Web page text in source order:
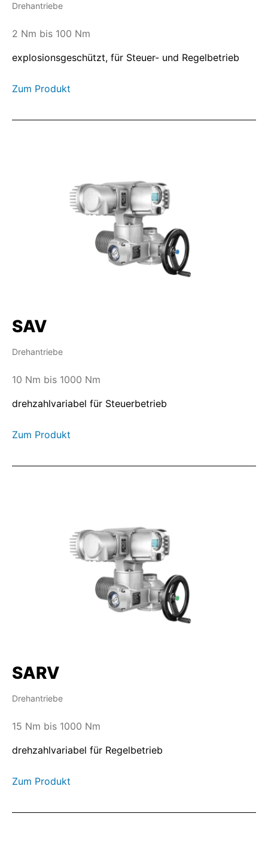
Drehantriebe
2 Nm bis 100 Nm
explosionsgeschützt, für Steuer- und Regelbetrieb
Zum Produkt
SAV
Drehantriebe
10 Nm bis 1000 Nm
drehzahlvariabel für Steuerbetrieb
Zum Produkt
SARV
Drehantriebe
15 Nm bis 1000 Nm
drehzahlvariabel für Regelbetrieb
Zum Produkt